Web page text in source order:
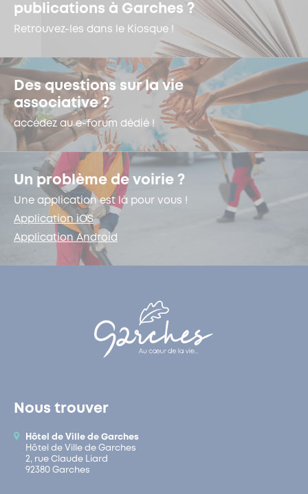
publications à Garches ?
Retrouvez-les dans le Kiosque !
Des questions sur la vie
associative ?
accédez au e-forum dédié !
Un problème de voirie ?
Une application est là pour vous !
Application iOS
Application Android
Nous trouver
Hôtel de Ville de Garches
Hôtel de Ville de Garches
2, rue Claude Liard
92380 Garches